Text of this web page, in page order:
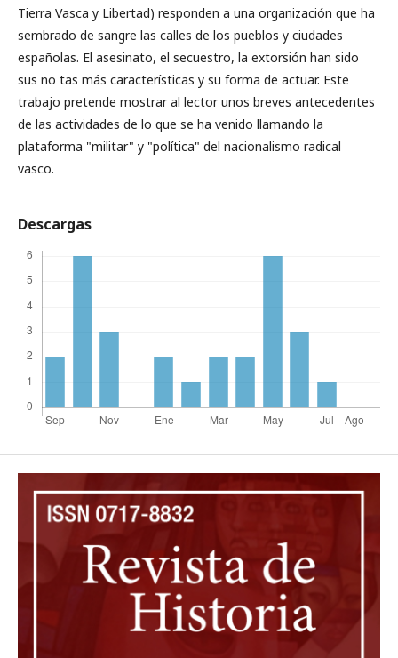
Tierra Vasca y Libertad) responden a una organización que ha
sembrado de sangre las calles de los pueblos y ciudades
españolas. El asesinato, el secuestro, la extorsión han sido
sus no tas más características y su forma de actuar. Este
trabajo pretende mostrar al lector unos breves antecedentes
de las actividades de lo que se ha venido llamando la
plataforma "militar" y "política" del nacionalismo radical
vasco.
Descargas